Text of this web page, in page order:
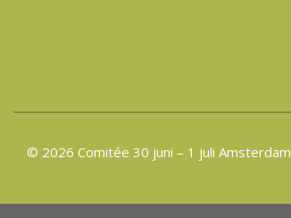
© 2026 Comitée 30 juni – 1 juli Amsterdam